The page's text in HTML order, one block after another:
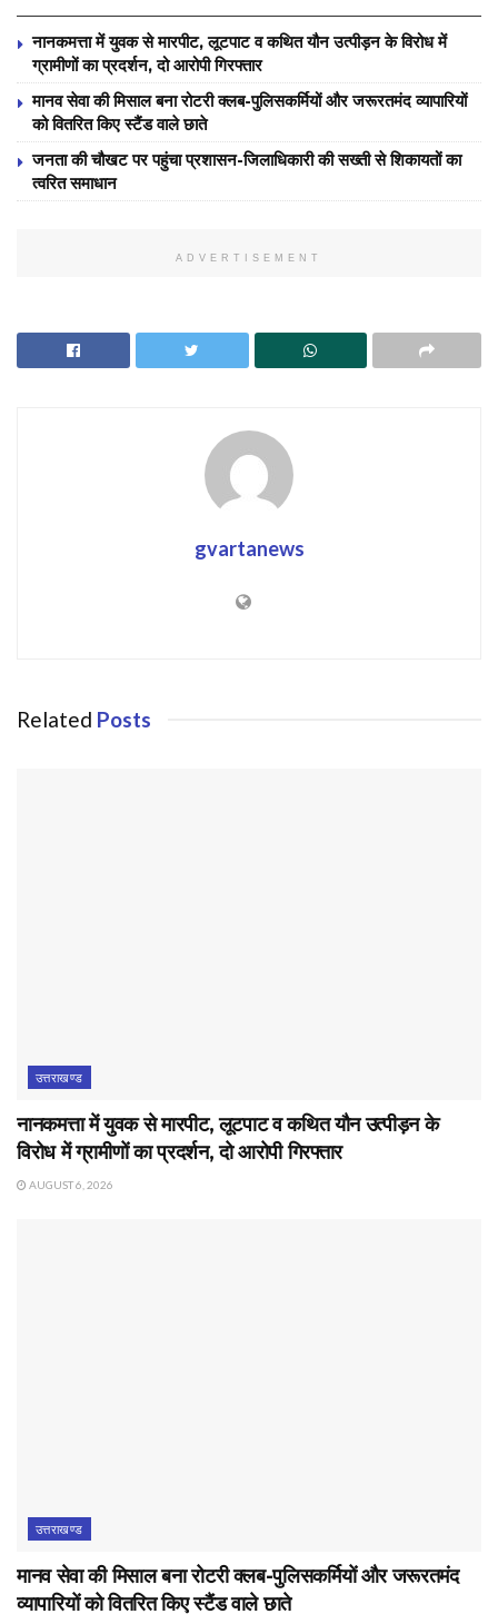
नानकमत्ता में युवक से मारपीट, लूटपाट व कथित यौन उत्पीड़न के विरोध में
ग्रामीणों का प्रदर्शन, दो आरोपी गिरफ्तार
मानव सेवा की मिसाल बना रोटरी क्लब-पुलिसकर्मियों और जरूरतमंद व्यापारियों
को वितरित किए स्टैंड वाले छाते
जनता की चौखट पर पहुंचा प्रशासन-जिलाधिकारी की सख्ती से शिकायतों का
त्वरित समाधान
ADVERTISEMENT
gvartanews
Related Posts
उत्तराखण्ड
नानकमत्ता में युवक से मारपीट, लूटपाट व कथित यौन उत्पीड़न के
विरोध में ग्रामीणों का प्रदर्शन, दो आरोपी गिरफ्तार
AUGUST 6, 2026
उत्तराखण्ड
मानव सेवा की मिसाल बना रोटरी क्लब-पुलिसकर्मियों और जरूरतमंद
व्यापारियों को वितरित किए स्टैंड वाले छाते